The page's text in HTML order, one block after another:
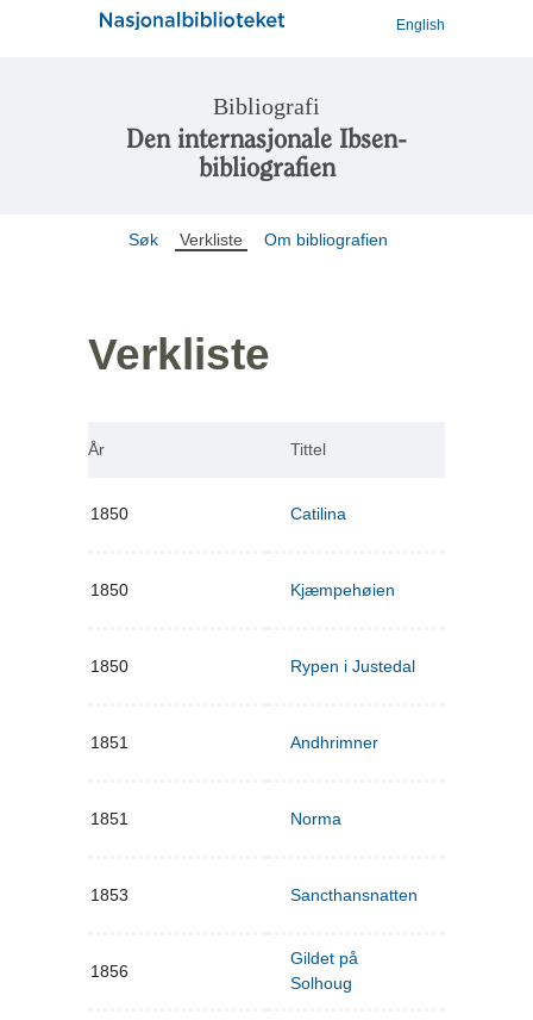
English
Bibliografi
Den internasjonale Ibsen-
bibliografien
Søk Verkliste Om bibliografien
Verkliste
År Tittel
1850 Catilina
1850 Kjæmpehøien
1850 Rypen i Justedal
1851 Andhrimner
1851 Norma
1853 Sancthansnatten
1856
Gildet på
Solhoug